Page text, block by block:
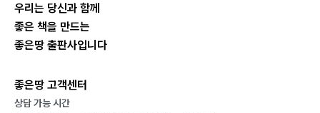
나가며
우리는 당신과 함께
좋은 책을 만드는
좋은땅 출판사입니다
좋은땅 고객센터
상담 가능 시간